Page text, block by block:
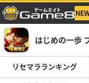
はじめの一歩
リセマラランキング